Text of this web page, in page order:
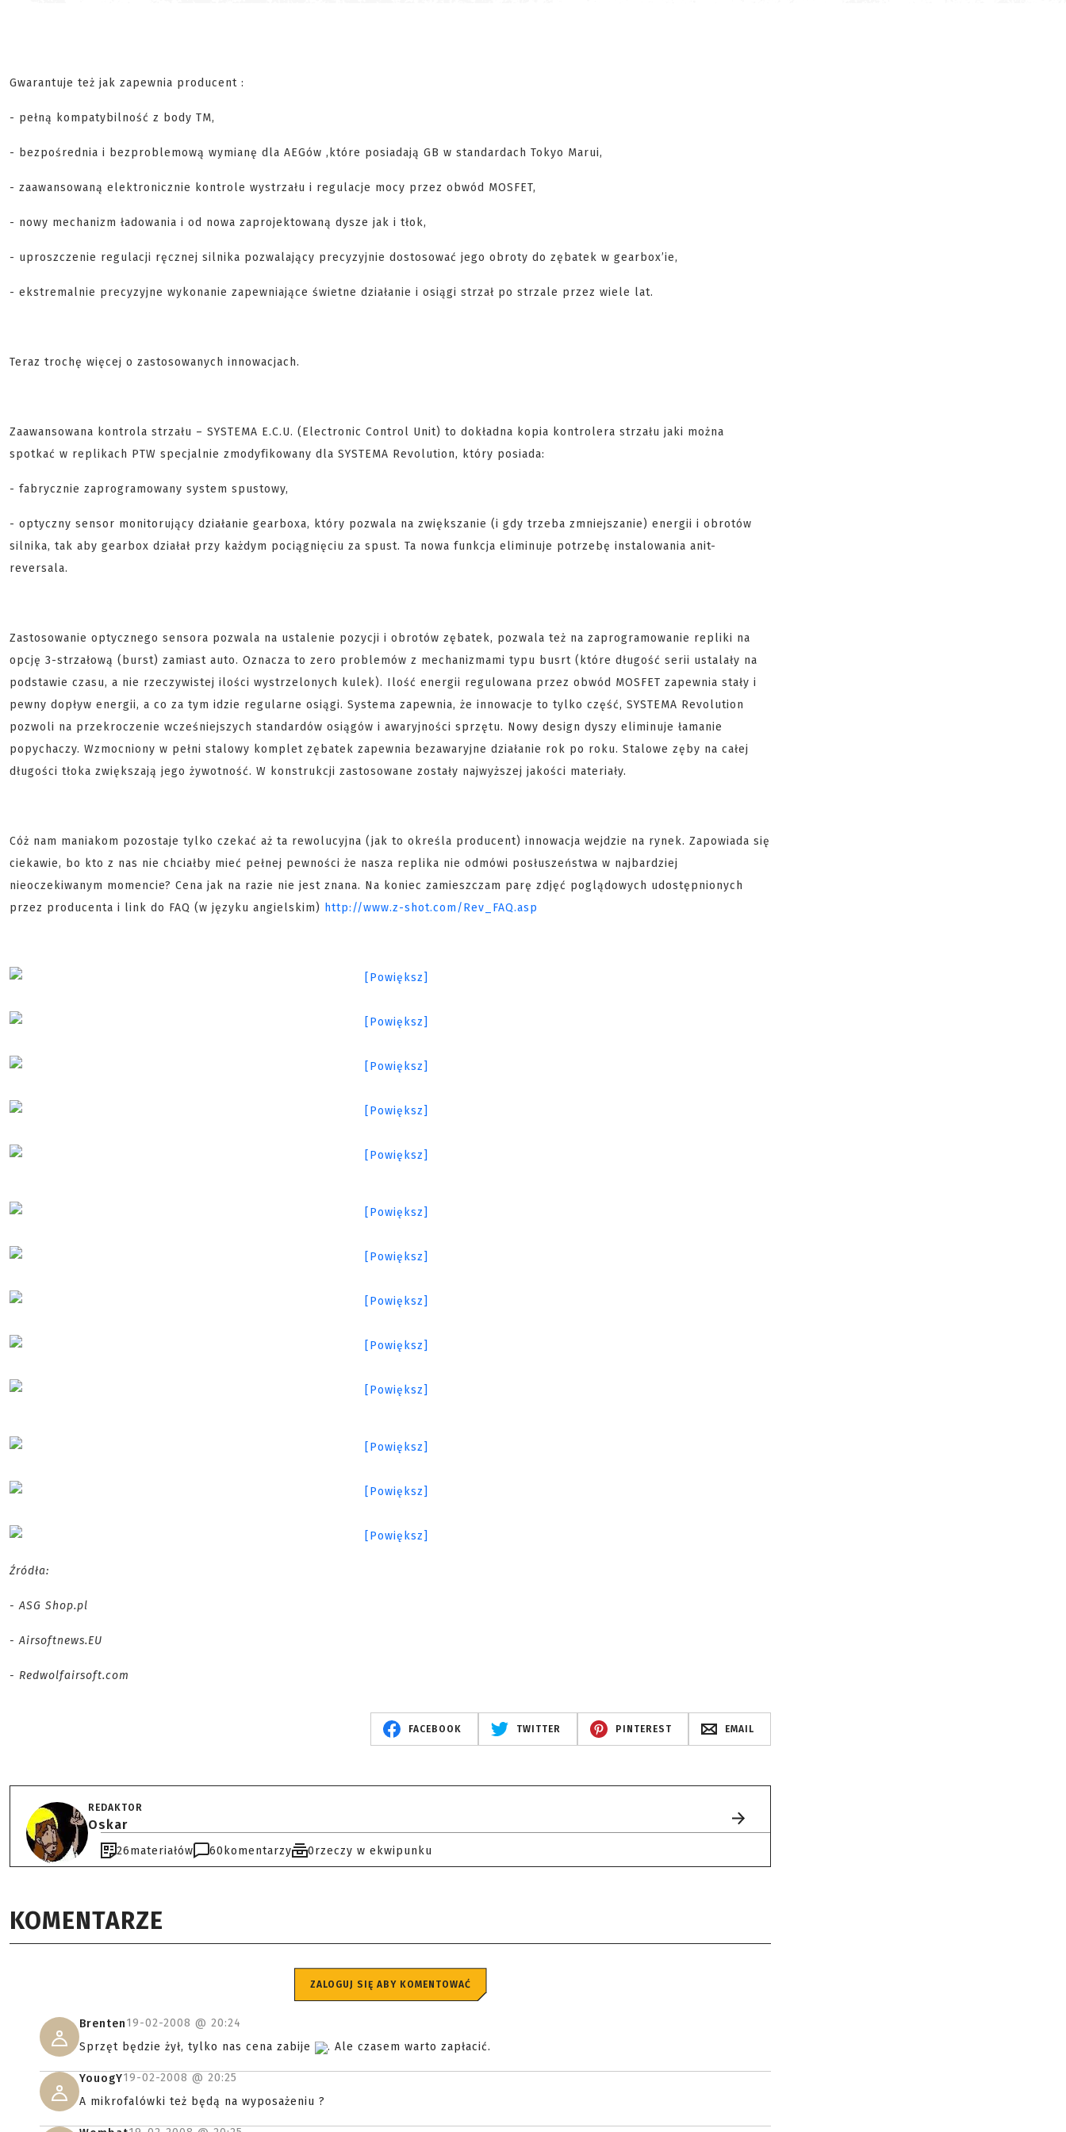
Gwarantuje też jak zapewnia producent :
- pełną kompatybilność z body TM,
- bezpośrednia i bezproblemową wymianę dla AEGów ,które posiadają GB w standardach Tokyo Marui,
- zaawansowaną elektronicznie kontrole wystrzału i regulacje mocy przez obwód MOSFET,
- nowy mechanizm ładowania i od nowa zaprojektowaną dysze jak i tłok,
- uproszczenie regulacji ręcznej silnika pozwalający precyzyjnie dostosować jego obroty do zębatek w gearbox’ie,
- ekstremalnie precyzyjne wykonanie zapewniające świetne działanie i osiągi strzał po strzale przez wiele lat.
Teraz trochę więcej o zastosowanych innowacjach.
Zaawansowana kontrola strzału – SYSTEMA E.C.U. (Electronic Control Unit) to dokładna kopia kontrolera strzału jaki można
spotkać w replikach PTW specjalnie zmodyfikowany dla SYSTEMA Revolution, który posiada:
- fabrycznie zaprogramowany system spustowy,
- optyczny sensor monitorujący działanie gearboxa, który pozwala na zwiększanie (i gdy trzeba zmniejszanie) energii i obrotów
silnika, tak aby gearbox działał przy każdym pociągnięciu za spust. Ta nowa funkcja eliminuje potrzebę instalowania anit-
reversala.
Zastosowanie optycznego sensora pozwala na ustalenie pozycji i obrotów zębatek, pozwala też na zaprogramowanie repliki na
opcję 3-strzałową (burst) zamiast auto. Oznacza to zero problemów z mechanizmami typu busrt (które długość serii ustalały na
podstawie czasu, a nie rzeczywistej ilości wystrzelonych kulek). Ilość energii regulowana przez obwód MOSFET zapewnia stały i
pewny dopływ energii, a co za tym idzie regularne osiągi. Systema zapewnia, że innowacje to tylko część, SYSTEMA Revolution
pozwoli na przekroczenie wcześniejszych standardów osiągów i awaryjności sprzętu. Nowy design dyszy eliminuje łamanie
popychaczy. Wzmocniony w pełni stalowy komplet zębatek zapewnia bezawaryjne działanie rok po roku. Stalowe zęby na całej
długości tłoka zwiększają jego żywotność. W konstrukcji zastosowane zostały najwyższej jakości materiały.
Cóż nam maniakom pozostaje tylko czekać aż ta rewolucyjna (jak to określa producent) innowacja wejdzie na rynek. Zapowiada się
ciekawie, bo kto z nas nie chciałby mieć pełnej pewności że nasza replika nie odmówi posłuszeństwa w najbardziej
nieoczekiwanym momencie? Cena jak na razie nie jest znana. Na koniec zamieszczam parę zdjęć poglądowych udostępnionych
przez producenta i link do FAQ (w języku angielskim) http://www.z-shot.com/Rev_FAQ.asp
Źródła:
- ASG Shop.pl
- Airsoftnews.EU
- Redwolfairsoft.com
FACEBOOK TWITTER PINTEREST EMAIL
REDAKTOR
Oskar
26materiałów 60 komentarzy 0rzeczy w ekwipunku
KOMENTARZE
ZALOGUJ SIĘ ABY KOMENTOWAĆ
Brenten19-02-2008 @ 20:24
Sprzęt będzie żył, tylko nas cena zabije
. Ale czasem warto zapłacić.
YouogY19-02-2008 @ 20:25
A mikrofalówki też będą na wyposażeniu ?